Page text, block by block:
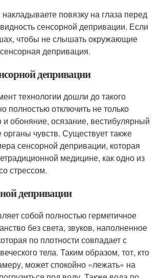
накладываете повязку на глаза перед
сенсорной депривации. Если
чтобы не слышать окружающие
депривация.
депривации
технологии дошли до такого
полностью отключить не только
и обоняние, осязание, вестибулярный
органы чувств. Существует также
сенсорной депривации, которая
медицине, как одно из
стрессом.
депривации
собой полностью герметичное
без света, звуков, наполненное
по плотности совпадает с
тела. Таким образом, тот, кто
может спокойно «лежать» на